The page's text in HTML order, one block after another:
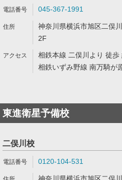
045-367-1991
神奈川県横浜市旭区二俣
2F
相鉄本線 二俣川より 徒歩
相鉄いずみ野線 南万騎が
東進衛星予備校
二俣川校
0120-104-531